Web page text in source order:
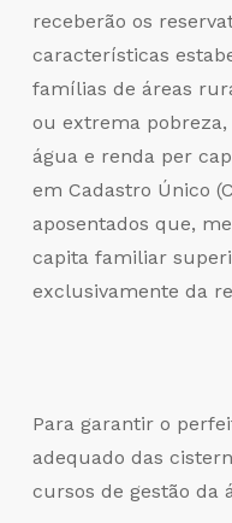
receberão os
características
famílias de áreas
ou extrema
água e renda per
em Cadastro Único
aposentados que,
capita familiar
exclusivamente da
Para garantir o
adequado das
cursos de gestão da